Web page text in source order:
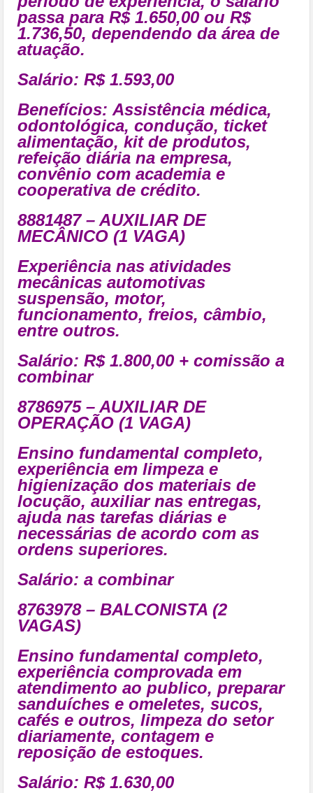
passa para R$ 1.650,00 ou R$
1.736,50, dependendo da área de
atuação.
Salário: R$ 1.593,00
Benefícios: Assistência médica,
odontológica, condução, ticket
alimentação, kit de produtos,
refeição diária na empresa,
convênio com academia e
cooperativa de crédito.
8881487 – AUXILIAR DE
MECÂNICO (1 VAGA)
Experiência nas atividades
mecânicas automotivas
suspensão, motor,
funcionamento, freios, câmbio,
entre outros.
Salário: R$ 1.800,00 + comissão a
combinar
8786975 – AUXILIAR DE
OPERAÇÃO (1 VAGA)
Ensino fundamental completo,
experiência em limpeza e
higienização dos materiais de
locução, auxiliar nas entregas,
ajuda nas tarefas diárias e
necessárias de acordo com as
ordens superiores.
Salário: a combinar
8763978 – BALCONISTA (2
VAGAS)
Ensino fundamental completo,
experiência comprovada em
atendimento ao publico, preparar
sanduíches e omeletes, sucos,
cafés e outros, limpeza do setor
diariamente, contagem e
reposição de estoques.
Salário: R$ 1.630,00